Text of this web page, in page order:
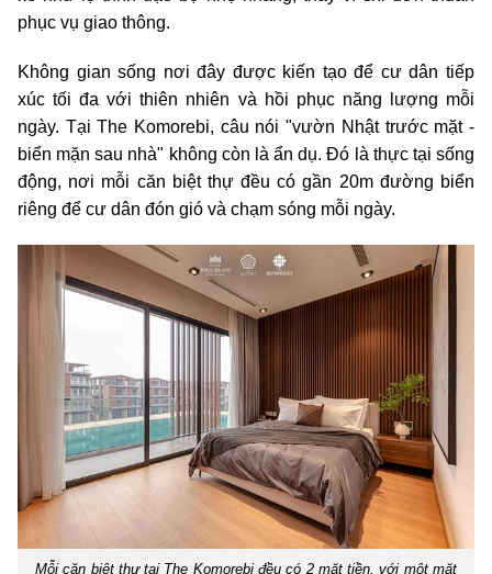
phục vụ giao thông.
Không gian sống nơi đây được kiến tạo để cư dân tiếp
xúc tối đa với thiên nhiên và hồi phục năng lượng mỗi
ngày. Tại The Komorebi, câu nói "vườn Nhật trước mặt -
biển mặn sau nhà" không còn là ẩn dụ. Đó là thực tại sống
động, nơi mỗi căn biệt thự đều có gần 20m đường biển
riêng để cư dân đón gió và chạm sóng mỗi ngày.
Mỗi căn biệt thự tại The Komorebi đều có 2 mặt tiền, với một mặt